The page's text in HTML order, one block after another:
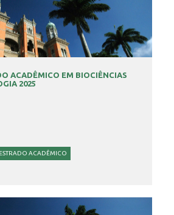
ACADÊMICO EM BIOCIÊNCIAS
2025
ACADÊMICO